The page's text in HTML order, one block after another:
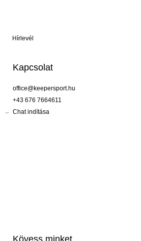
Hírlevél
Kapcsolat
office@keepersport.hu
+43 676 7664611
Chat indítása
Kövess minket